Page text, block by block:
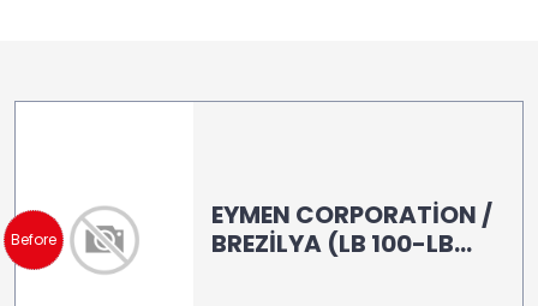
Before
EYMEN CORPORATİON /
BREZİLYA (LB 100-LB